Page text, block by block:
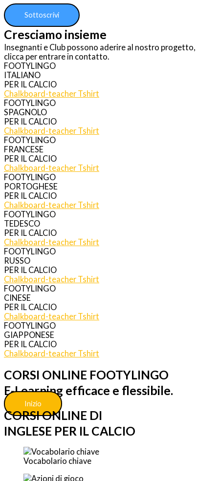
Sottoscrivi
Cresciamo insieme
Insegnanti e Club possono aderire al nostro progetto,
clicca per entrare in contatto.
FOOTYLINGO
ITALIANO
PER IL CALCIO
Chalkboard-teacher Tshirt
FOOTYLINGO
SPAGNOLO
PER IL CALCIO
Chalkboard-teacher Tshirt
FOOTYLINGO
FRANCESE
PER IL CALCIO
Chalkboard-teacher Tshirt
FOOTYLINGO
PORTOGHESE
PER IL CALCIO
Chalkboard-teacher Tshirt
FOOTYLINGO
TEDESCO
PER IL CALCIO
Chalkboard-teacher Tshirt
FOOTYLINGO
RUSSO
PER IL CALCIO
Chalkboard-teacher Tshirt
FOOTYLINGO
CINESE
PER IL CALCIO
Chalkboard-teacher Tshirt
FOOTYLINGO
GIAPPONESE
PER IL CALCIO
Chalkboard-teacher Tshirt
CORSI ONLINE FOOTYLINGO
E-Learning efficace e flessibile.
Inizio
CORSI ONLINE DI
INGLESE PER IL CALCIO
Vocabolario chiave